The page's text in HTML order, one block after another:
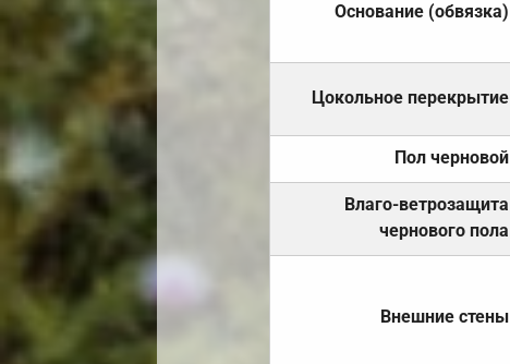
Основание (обвязка)
Цокольное перекрытие
Пол черновой
Влаго-ветрозащита
чернового пола
Внешние стены